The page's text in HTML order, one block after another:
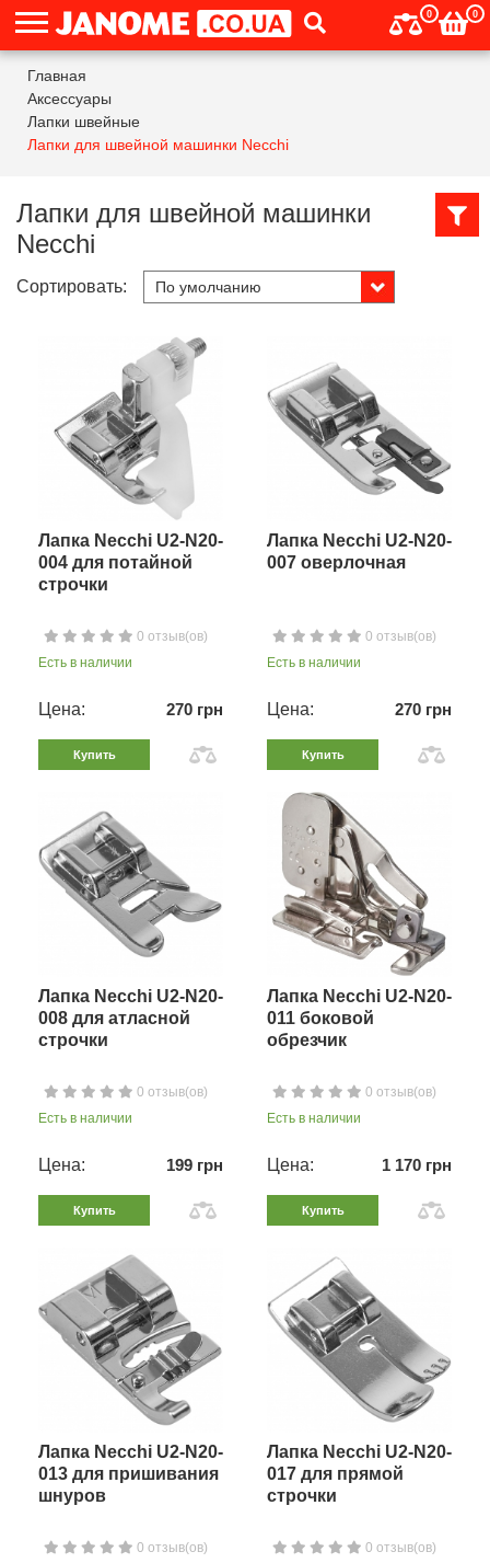
0 0
Главная
Аксессуары
Лапки швейные
Лапки для швейной машинки Necchi
Лапки для швейной машинки
Necchi
Сортировать:
Лапка Necchi U2-N20-
004 для потайной
строчки
0 отзыв(ов)
Есть в наличии
Цена: 270 грн
Купить
Лапка Necchi U2-N20-
007 оверлочная
0 отзыв(ов)
Есть в наличии
Цена: 270 грн
Купить
Лапка Necchi U2-N20-
008 для атласной
строчки
0 отзыв(ов)
Есть в наличии
Цена: 199 грн
Купить
Лапка Necchi U2-N20-
011 боковой
обрезчик
0 отзыв(ов)
Есть в наличии
Цена: 1 170 грн
Купить
Лапка Necchi U2-N20-
013 для пришивания
шнуров
0 отзыв(ов)
Лапка Necchi U2-N20-
017 для прямой
строчки
0 отзыв(ов)